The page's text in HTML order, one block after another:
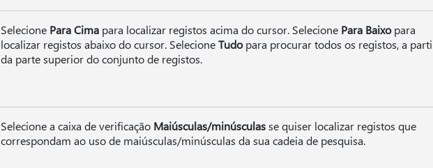
Selecione Para Cimapara localizar registos acima do cursor. Selecione Para Baixopara
localizar registos abaixo do cursor. SelecioneTudopara procurar todos os registos, a
da parte superior do conjunto de registos.
Selecione a caixa de verificação Maiúsculas/minúsculasse quiser localizar registos que
correspondam ao uso de maiúsculas/minúsculas da sua cadeia de pesquisa.